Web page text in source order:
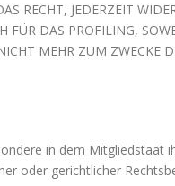
RECHT, JEDERZEIT
FÜR DAS PROFILING,
MEHR ZUM ZWECKE
in dem
oder gerichtlicher